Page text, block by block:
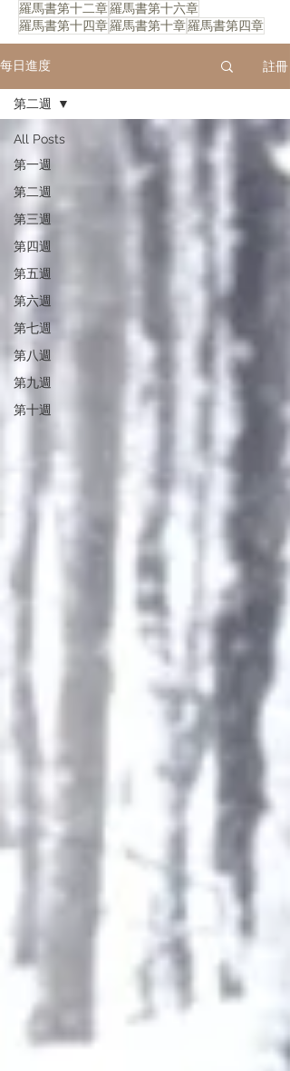
羅馬書第十二章羅馬書第十六章
羅馬書第十四章羅馬書第十章羅馬書第四章
每日進度 註冊
All Posts
第一週
第二週
第三週
第四週
第五週
第六週
第七週
第八週
第九週
第十週
第二週